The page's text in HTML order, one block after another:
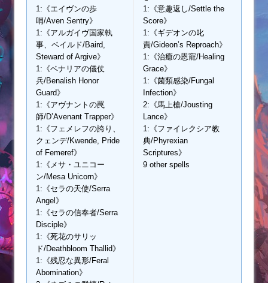
1:《エイヴンの歩
哨/Aven Sentry》
1:《アルガイヴ国家執
事、ベイルド/Baird,
Steward of Argive》
1:《ベナリアの儀仗
兵/Benalish Honor
Guard》
1:《アヴナントの罠
師/D’Avenant Trapper》
1:《フェメレフの誇り、
クェンデ/Kwende, Pride
of Femeref》
1:《メサ・ユニコー
ン/Mesa Unicorn》
1:《セラの天使/Serra
Angel》
1:《セラの信奉者/Serra
Disciple》
1:《死花のサリッ
ド/Deathbloom Thallid》
1:《残忍な異形/Feral
Abomination》
1:《意趣返し/Settle the
Score》
1:《ギデオンの叱
責/Gideon’s Reproach》
1:《治癒の恩寵/Healing
Grace》
1:《菌類感染/Fungal
Infection》
2:《馬上槍/Jousting
Lance》
1:《ファイレクシア教
典/Phyrexian
Scriptures》
9 other spells